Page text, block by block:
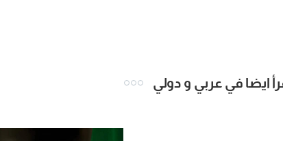
ايضا في عربي و دولي